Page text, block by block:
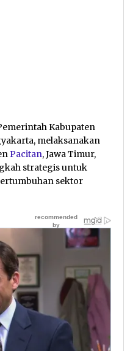
Kabupaten
melaksanakan
Pacitan, Jawa Timur,
strategis untuk
sektor